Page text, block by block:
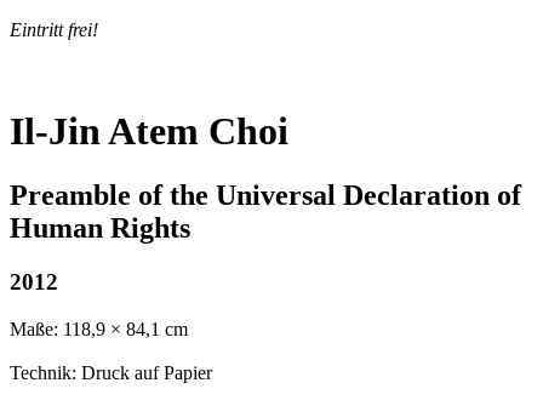
Eintritt frei!
Il-Jin Atem Choi
Preamble of the Universal Declaration of
Human Rights
2012
Maße: 118,9 × 84,1 cm
Technik: Druck auf Papier